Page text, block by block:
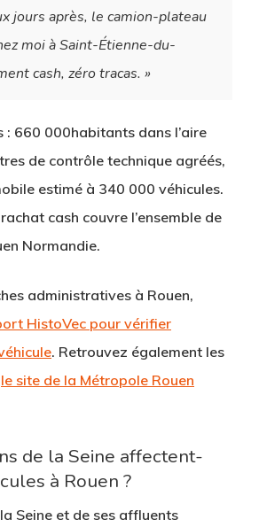
jours après, le camion-plateau
moi à Saint-Étienne-du-
cash, zéro tracas. »
: 660 000habitants dans l’aire
de contrôle technique agréés,
estimé à 340 000 véhicules.
cash couvre l’ensemble de
Normandie.
administratives à Rouen,
HistoVec pour vérifier
. Retrouvez également les
le site de la Métropole Rouen
de la Seine affectent-
à Rouen ?
Seine et de ses affluents